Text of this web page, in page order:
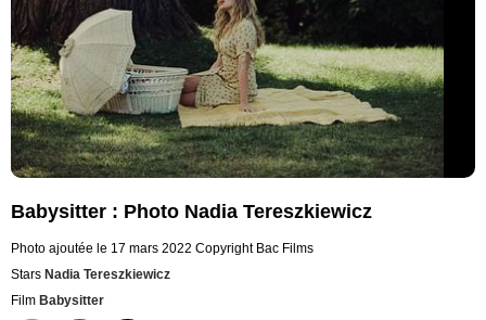
Babysitter : Photo Nadia Tereszkiewicz
Photo ajoutée le 17 mars 2022 Copyright Bac Films
Stars Nadia Tereszkiewicz
Film Babysitter